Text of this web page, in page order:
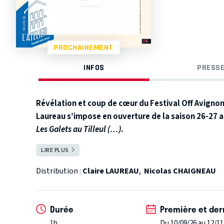
PROCHAINEMENT
INFOS
Révélation et coup de cœur du Festival Off
Laureau s’impose en ouverture de la saison 26-
Les Galets au Tilleul (…).
« L’échec n’entache pas la sincérité de la tentative. »
AprèsLes Galets au Tilleul
spectacles sont distincts dans la forme, l’enjeu
capacité d’imagination du spectateur,Derrièretente
qui ne fait pourtant qu’échouer, et de sublimer la
LIRE PLUS
Distribution : Claire LAUREAU, Nicolas CHAIGNEAU
Durée Première et